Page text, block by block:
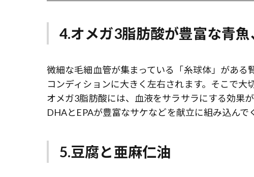
4.オメガ3脂肪酸が豊富な青魚
微細な毛細血管が集まっている「糸球体」があ
コンディションに大きく左右されます。そこで
オメガ3脂肪酸には、血液をサラサラにする効果
DHAとEPAが豊富なサケなどを献立に組み込んで
5.豆腐と亜麻仁油